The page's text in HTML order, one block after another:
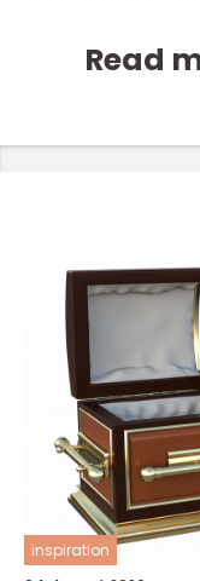
Read
inspiration